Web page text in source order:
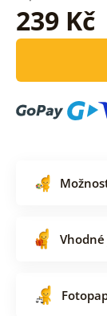
239 Kč